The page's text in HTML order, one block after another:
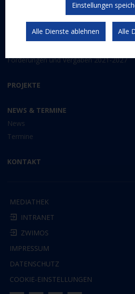
FÖRDERPROGRAMM
Förderungen und Vergaben 2021-2027
PROJEKTE
NEWS & TERMINE
News
Termine
KONTAKT
MEDIATHEK
INTRANET
ZWIMOS
IMPRESSUM
DATENSCHUTZ
COOKIE-EINSTELLUNGEN
Einstellungen
Alle Dienste ablehnen Alle